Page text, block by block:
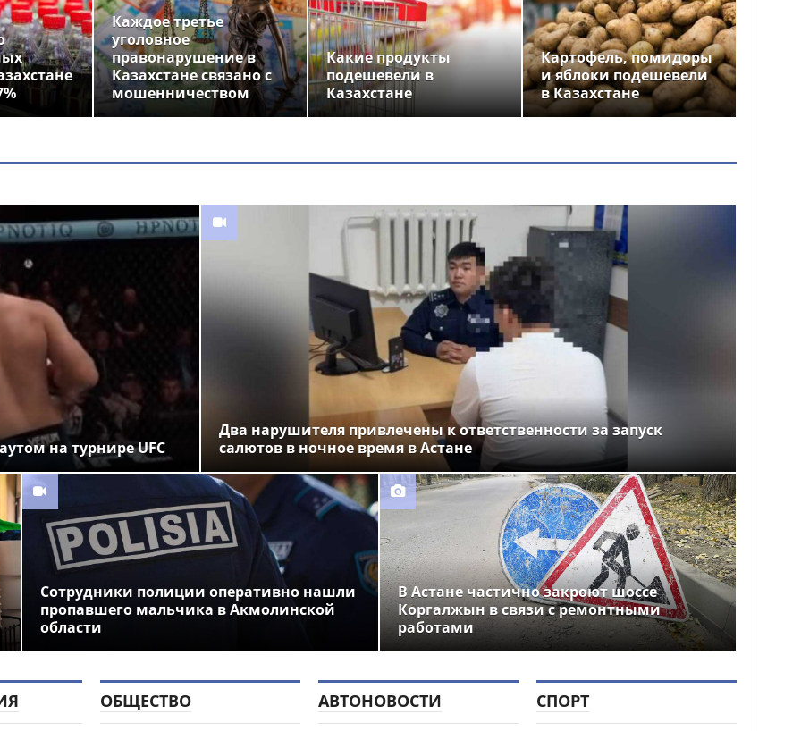
Каждое третье
уголовное
правонарушение в
Казахстане связано с
мошенничеством
Какие продукты
подешевели в
Казахстане
Картофель, помидоры
и яблоки подешевели
в Казахстане
на турнире UFC
Два нарушителя привлечены к ответственности за запуск
салютов в ночное время в Астане
Сотрудники полиции оперативно нашли
пропавшего мальчика в Акмолинской
области
В Астане частично закроют шоссе
Коргалжын в связи с ремонтными
работами
ОБЩЕСТВО АВТОНОВОСТИ СПОРТ